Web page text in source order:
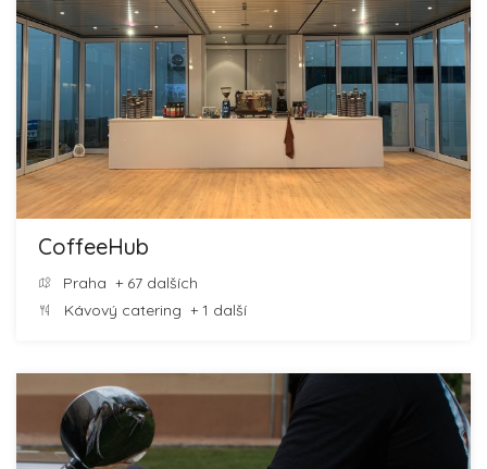
CoffeeHub
Praha + 67 dalších
Kávový catering + 1 další